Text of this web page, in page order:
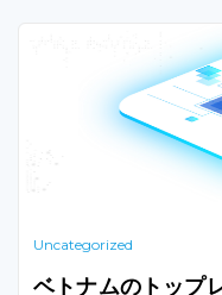
Uncategorized
ベトナムのトップ